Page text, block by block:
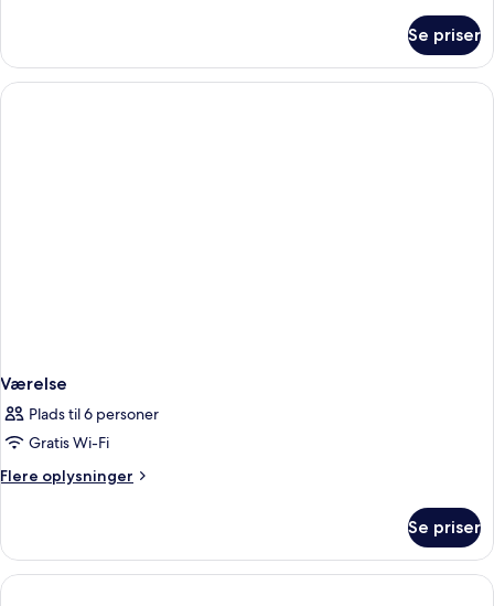
Se priser
Værelse
Plads til 6 personer
Gratis Wi-Fi
Flere oplysninger
Flere
Se priser